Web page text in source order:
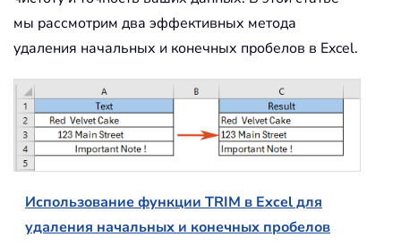
мы рассмотрим два эффективных метода
удаления начальных и конечных пробелов в Excel.
Использование функции TRIM в Excel для
удаления начальных и конечных пробелов